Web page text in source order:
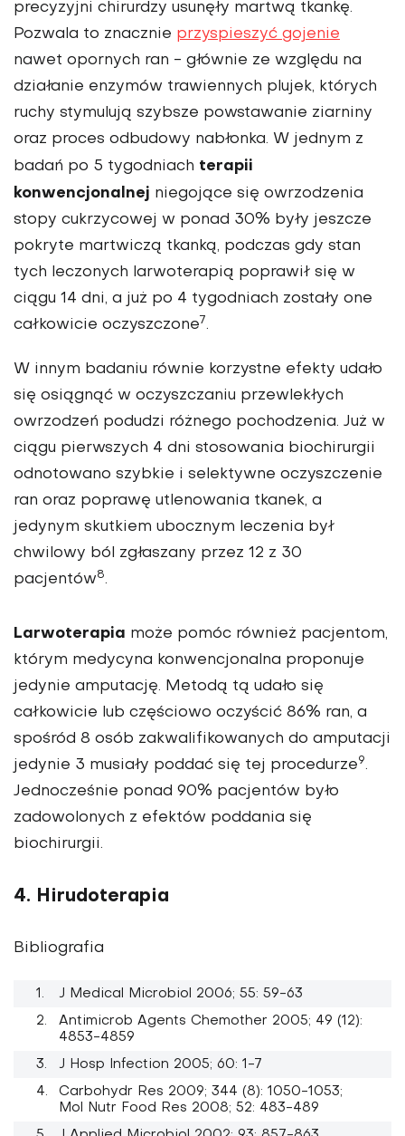
precyzyjni chirurdzy usunęły martwą tkankę.
Pozwala to znacznie przyspieszyć gojenie
nawet opornych ran - głównie ze względu na
działanie enzymów trawiennych plujek, których
ruchy stymulują szybsze powstawanie ziarniny
oraz proces odbudowy nabłonka. W jednym z
badań po 5 tygodniach terapii
konwencjonalnej niegojące się owrzodzenia
stopy cukrzycowej w ponad 30% były jeszcze
pokryte martwiczą tkanką, podczas gdy stan
tych leczonych larwoterapią poprawił się w
ciągu 14 dni, a już po 4 tygodniach zostały one
całkowicie oczyszczone7.
W innym badaniu równie korzystne efekty udało
się osiągnąć w oczyszczaniu przewlekłych
owrzodzeń podudzi różnego pochodzenia. Już w
ciągu pierwszych 4 dni stosowania biochirurgii
odnotowano szybkie i selektywne oczyszczenie
ran oraz poprawę utlenowania tkanek, a
jedynym skutkiem ubocznym leczenia był
chwilowy ból zgłaszany przez 12 z 30
pacjentów8.
Larwoterapia może pomóc również pacjentom,
którym medycyna konwencjonalna proponuje
jedynie amputację. Metodą tą udało się
całkowicie lub częściowo oczyścić 86% ran, a
spośród 8 osób zakwalifikowanych do amputacji
jedynie 3 musiały poddać się tej procedurze9.
Jednocześnie ponad 90% pacjentów było
zadowolonych z efektów poddania się
biochirurgii.
4. Hirudoterapia
Bibliografia
J Medical Microbiol 2006; 55: 59-63
Antimicrob Agents Chemother 2005; 49 (12):
4853-4859
J Hosp Infection 2005; 60: 1-7
Carbohydr Res 2009; 344 (8): 1050-1053;
Mol Nutr Food Res 2008; 52: 483-489